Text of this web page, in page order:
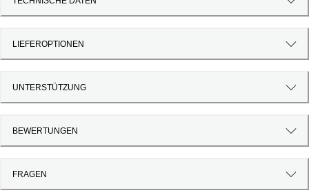
LIEFEROPTIONEN
UNTERSTÜTZUNG
BEWERTUNGEN
FRAGEN